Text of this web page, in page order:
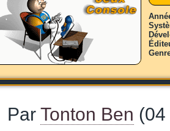
Par Tonton Ben